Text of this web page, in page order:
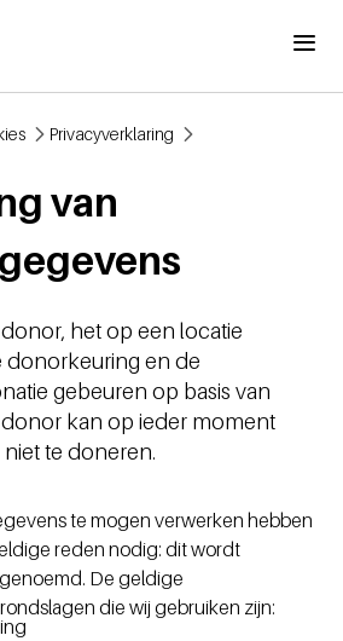
gaan
Menu
Privacyverklaring
van
het op een locatie
donorkeuring en de
gebeuren op basis van
donor kan op ieder moment
te doneren.
te mogen verwerken hebben
reden nodig: dit wordt
De geldige
die wij gebruiken zijn: